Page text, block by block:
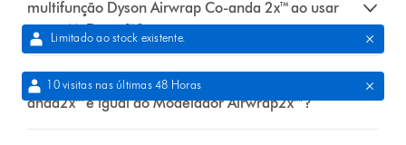
Limitado ao stock existente.
10 visitas nas últimas 48 Horas
multifunção Dyson Airwrap Co-anda 2x™ ao usar
a app MyDyson™?
O Modelador multifunção Dyson Airwrap Co-
anda2x™ é igual ao Modelador Airwrap2x™?